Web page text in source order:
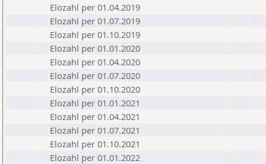
Elozahl per 01.04.2019
Elozahl per 01.07.2019
Elozahl per 01.10.2019
Elozahl per 01.01.2020
Elozahl per 01.04.2020
Elozahl per 01.07.2020
Elozahl per 01.10.2020
Elozahl per 01.01.2021
Elozahl per 01.04.2021
Elozahl per 01.07.2021
Elozahl per 01.10.2021
Elozahl per 01.01.2022